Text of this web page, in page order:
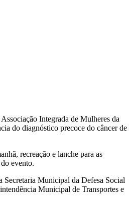
Integrada de Mulheres da
do diagnóstico precoce do câncer de
recreação e lanche para as
evento.
Municipal da Defesa Social
Municipal de Transportes e